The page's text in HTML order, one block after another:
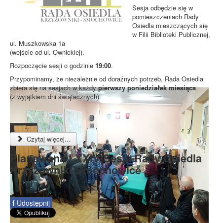
Sesja odbędzie się w
pomieszczeniach Rady
Osiedla mieszczących się
w Filii Biblioteki Publicznej,
ul. Muszkowska 1a
(wejście od ul. Ownickiej).
Rozpoczęcie sesji o godzinie 19:00.
Przypominamy, że niezależnie od doraźnych potrzeb, Rada Osiedla
zbiera się na sesjach w każdypierwszy poniedziałek miesiąca
(z wyjątkiem dni świątecznych).
Czytaj więcej...
Planowana LXXIV Sesja Rady Osiedla
Krzyżowniki-Smochowice
f Udostępnij